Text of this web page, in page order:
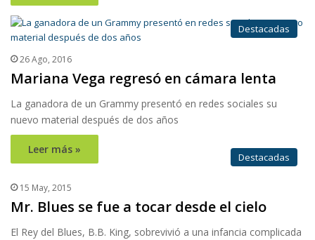
Destacadas
26 Ago, 2016
Mariana Vega regresó en cámara lenta
La ganadora de un Grammy presentó en redes sociales su
nuevo material después de dos años
Leer más »
Destacadas
15 May, 2015
Mr. Blues se fue a tocar desde el cielo
El Rey del Blues, B.B. King, sobrevivió a una infancia complicada